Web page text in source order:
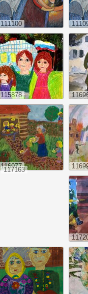
111100
115878
116977
117163